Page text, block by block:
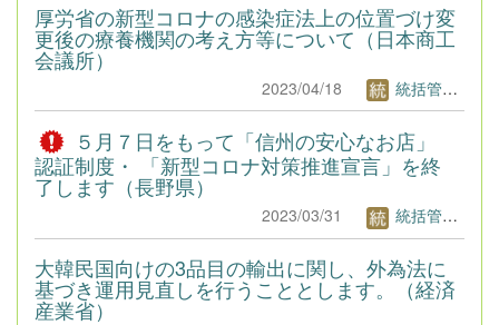
厚労省の新型コロナの感染症法上の位置づけ変
更後の療養機関の考え方等について（日本商工
会議所）
2023/04/18 統括管理者1
５月７日をもって「信州の安心なお店」
認証制度・ 「新型コロナ対策推進宣言」を終
了します（長野県）
2023/03/31 統括管理者1
大韓民国向けの3品目の輸出に関し、外為法に
基づき運用見直しを行うこととします。（経済
産業省）